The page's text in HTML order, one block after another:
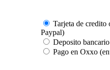
Tarjeta de credito
Paypal)
Deposito
Pago en Oxxo